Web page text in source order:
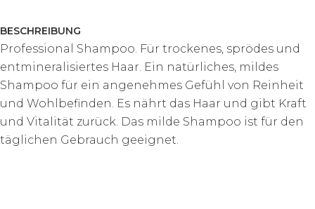
BESCHREIBUNG
Professional Shampoo. Für trockenes, sprödes und
entmineralisiertes Haar. Ein natürliches, mildes
Shampoo für ein angenehmes Gefühl von Reinheit
und Wohlbefinden. Es nährt das Haar und gibt Kraft
und Vitalität zurück. Das milde Shampoo ist für den
täglichen Gebrauch geeignet.